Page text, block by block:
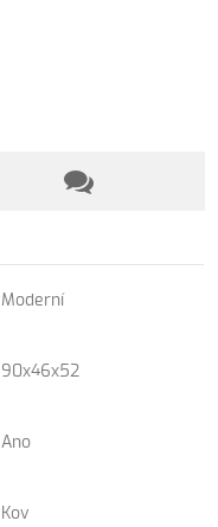
Moderní
90x46x52
Ano
Kov